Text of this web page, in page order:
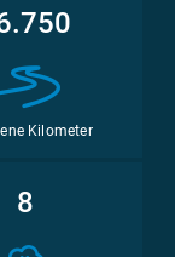
Kilometer
8